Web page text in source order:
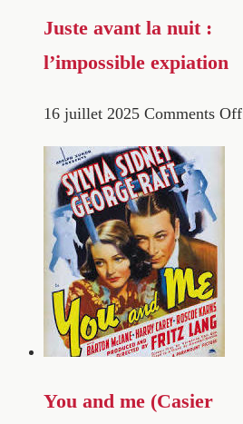
Juste avant la nuit :
l’impossible expiation
16 juillet 2025 Comments Off
You and me (Casier